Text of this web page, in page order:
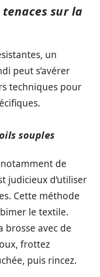
sur la
un
peut s’avérer
techniques pour
souples
de
judicieux d’utiliser
Cette méthode
le textile.
brosse avec de
frottez
puis rincez.